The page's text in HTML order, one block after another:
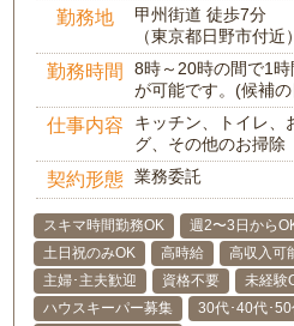
勤務地
甲州街道 徒歩7分
（東京都日野市付近）
勤務時間
8時～20時の間で1
が可能です。(候補
仕事内容
キッチン、トイレ、
グ、その他のお掃除
契約形態 業務委託
スキマ時間勤務OK 週2〜3日から
土日祝のみOK
高時給 高収入可
主婦･主夫歓迎
資格不要 未経験
ハウスキーパー募集
30代･40代･